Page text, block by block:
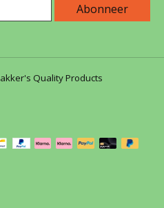
Abonneer
Quality Products